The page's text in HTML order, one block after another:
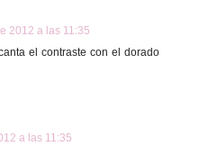
2012 a las 11:35
el contraste con el dorado
a las 11:35